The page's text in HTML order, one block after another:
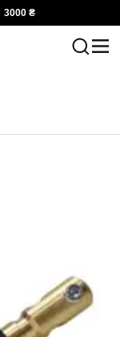
3000 ₴